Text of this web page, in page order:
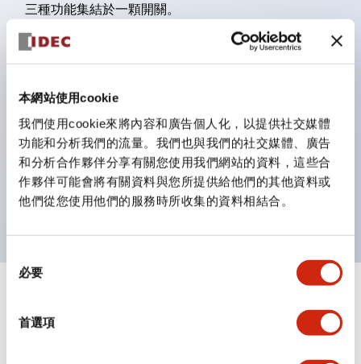
本網站使用cookie
我們使用cookie來將內容和廣告個人化，以提供社交媒體
功能和分析我們的流量。我們也與我們的社交媒體、廣告
和分析合作夥伴分享有關您使用我們網站的資料，這些合
作夥伴可能會將有關資料與您所提供給他們的其他資料或
他們從您使用他們的服務時所收集的資料相結合。
必要
首選項
三種功能集結於一顆開關。
完整支援全球各地需求的多種電壓規格。
顏色。
支援色彩通用設計（CUD）：可清楚辨識正方平頭形指
示燈的亮燈/熄燈狀態，以及點燈時的顏色識別。
符合 ISO 3864-4 安全色規範：在危險或緊急狀況下，
顏色表現更明確鮮明，便於更多人識別。